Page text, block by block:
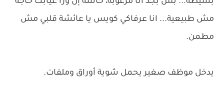
مش طبيعية... انا عرفاكي كويس يا عائشة قلبي مش
مطمن.
يدخل موظف صغير يحمل شوية أوراق وملفات.